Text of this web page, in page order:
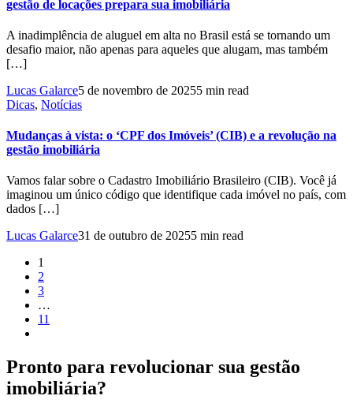
gestão de locações prepara sua imobiliária
A inadimplência de aluguel em alta no Brasil está se tornando um
desafio maior, não apenas para aqueles que alugam, mas também
[…]
Lucas Galarce5 de novembro de 20255 min read
Dicas, Notícias
Mudanças à vista: o ‘CPF dos Imóveis’ (CIB) e a revolução na
gestão imobiliária
Vamos falar sobre o Cadastro Imobiliário Brasileiro (CIB). Você já
imaginou um único código que identifique cada imóvel no país, com
dados […]
Lucas Galarce31 de outubro de 20255 min read
1
2
3
…
11
Pronto para revolucionar sua gestão
imobiliária?